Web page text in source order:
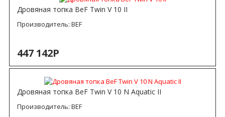
Дровяная топка BeF Twin V 10 II
Производитель: BEF
447 142Р
Дровяная топка BeF Twin V 10 N Aquatic II
Производитель: BEF